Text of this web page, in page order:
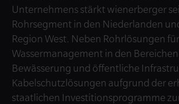
Unternehmens stärkt wienerberger
Rohrsegment in den Niederlanden
Region West. Neben Rohrlösungen
Wassermanagement in den
Bewässerung und öffentliche
Kabelschutzlösungen aufgrund der
staatlichen Investitionsprogramme